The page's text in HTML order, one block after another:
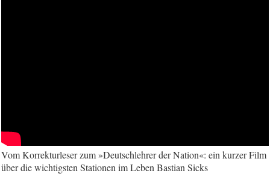
Vom Korrekturleser zum »Deutschlehrer der Nation«: ein kurzer Film
über die wichtigsten Stationen im Leben Bastian Sicks